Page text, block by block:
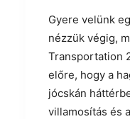
Gyere velünk
nézzük végig,
Transportation
előre, hogy a
jócskán
villamosítás és